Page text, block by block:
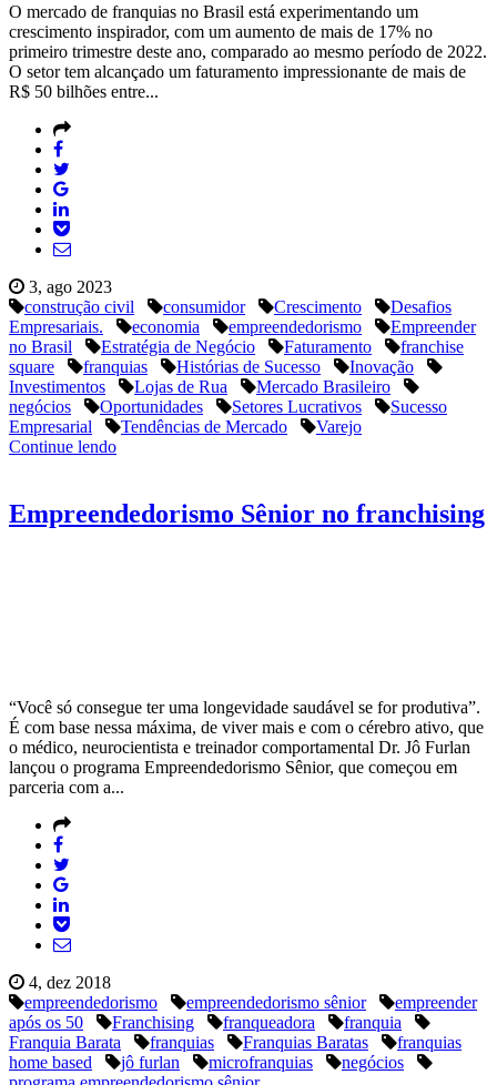
O mercado de franquias no Brasil está experimentando um
crescimento inspirador, com um aumento de mais de 17% no
primeiro trimestre deste ano, comparado ao mesmo período de 2022.
O setor tem alcançado um faturamento impressionante de mais de
R$ 50 bilhões entre...
3, ago 2023
construção civil
consumidor Crescimento
Desafios
Empresariais.
economia empreendedorismo
Empreender
no Brasil
Estratégia de Negócio Faturamento
franchise
square
franquias Histórias de Sucesso
Inovação
Investimentos
Lojas de Rua
Mercado Brasileiro
negócios
Oportunidades Setores Lucrativos
Sucesso
Empresarial
Tendências de Mercado
Varejo
Continue lendo
Empreendedorismo Sênior no franchising
“Você só consegue ter uma longevidade saudável se for produtiva”.
É com base nessa máxima, de viver mais e com o cérebro ativo, que
o médico, neurocientista e treinador comportamental Dr. Jô Furlan
lançou o programa Empreendedorismo Sênior, que começou em
parceria com a...
4, dez 2018
empreendedorismo
empreendedorismo sênior
empreender
após os 50
Franchising franqueadora
franquia
Franquia Barata
franquias Franquias Baratas
franquias
home based
jô furlan microfranquias
negócios